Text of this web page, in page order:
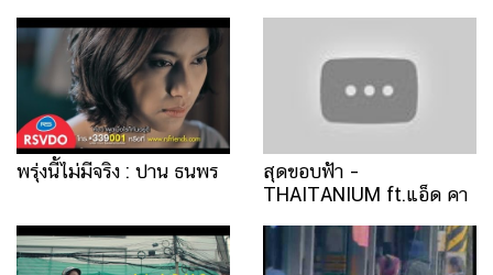
พรุ่งนี้ไม่มีจริง : ปาน ธนพร
สุดขอบฟ้า –
THAITANIUM ft.แอ็ด คา